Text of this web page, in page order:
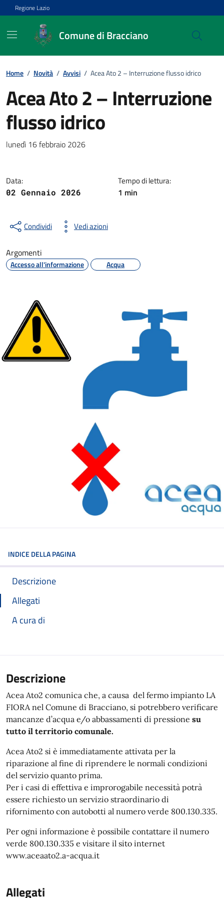
Vai ai contenuti
Vai al footer
Regione Lazio
Comune di Bracciano
Home / Novità / Avvisi / Acea Ato 2 – Interruzione flusso idrico
Acea Ato 2 – Interruzione
flusso idrico
Dettagli della notizia
lunedì 16 febbraio 2026
Data:
02 Gennaio 2026
Tempo di lettura:
1 min
Condividi Vedi azioni
Argomenti
Accesso all'informazione Acqua
INDICE DELLA PAGINA
Descrizione
Allegati
A cura di
Descrizione
Acea Ato2 comunica che, a causa del fermo impianto LA
FIORA nel Comune di Bracciano, si potrebbero verificare
mancanze d’acqua e/o abbassamenti di pressione su
tutto il territorio comunale.
Acea Ato2 si è immediatamente attivata per la
riparazione al fine di riprendere le normali condizioni
del servizio quanto prima.
Per i casi di effettiva e improrogabile necessità potrà
essere richiesto un servizio straordinario di
rifornimento con autobotti al numero verde 800.130.335.
Per ogni informazione è possibile contattare il numero
verde 800.130.335 e visitare il sito internet
www.aceaato2.a-acqua.it
Allegati